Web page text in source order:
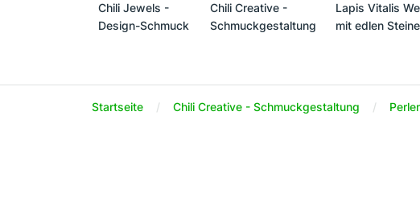
Chili Jewels -
Design-Schmuck
Chili Creative -
Schmuckgestaltung
Lapis Vitalis
mit edlen
Startseite Chili Creative - Schmuckgestaltung